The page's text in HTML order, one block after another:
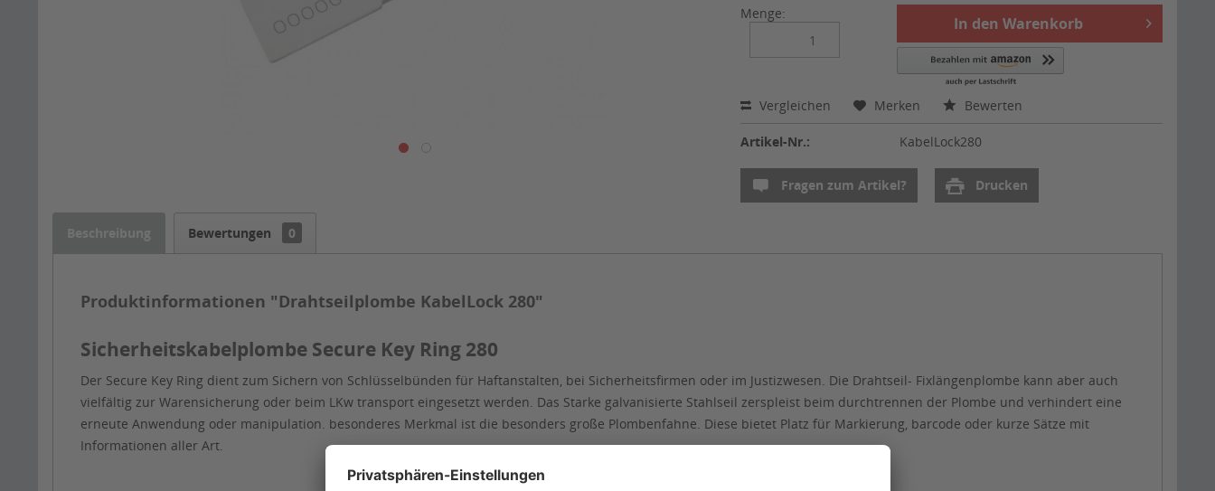
Menge:
In den Warenkorb
Vergleichen Merken Bewerten
Artikel-Nr.: KabelLock280
Fragen zum Artikel? Drucken
Beschreibung Bewertungen 0
Produktinformationen "Drahtseilplombe KabelLock 280"
Sicherheitskabelplombe Secure Key Ring 280
Der Secure Key Ring dient zum Sichern von Schlüsselbünden für Haftanstalten, bei Sicherheitsfirmen oder im Justizwesen. Die Drahtseil- Fixlängenplombe kann aber auch
vielfältig zur Warensicherung oder beim LKw transport eingesetzt werden. Das Starke galvanisierte Stahlseil zerspleist beim durchtrennen der Plombe und verhindert eine
erneute Anwendung oder manipulation. besonderes Merkmal ist die besonders große Plombenfahne. Diese bietet Platz für Markierung, barcode oder kurze Sätze mit
Informationen aller Art.